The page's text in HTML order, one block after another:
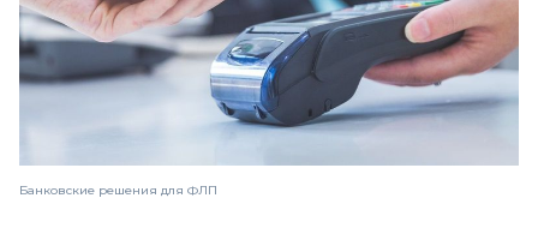
Банковские решения для ФЛП